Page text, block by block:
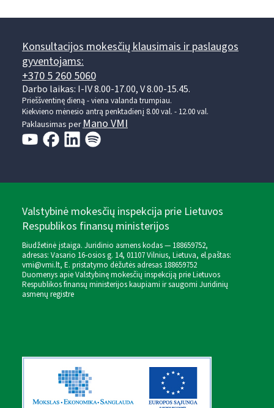
Konsultacijos mokesčių klausimais ir paslaugos
gyventojams:
+370 5 260 5060
Darbo laikas: I-IV 8.00-17.00, V 8.00-15.45.
Prieššventinę dieną - viena valanda trumpiau.
Kiekvieno mėnesio antrą penktadienį 8.00 val. - 12.00 val.
Paklausimas perMano VMI
Valstybinė mokesčių inspekcija prie Lietuvos
Respublikos finansų ministerijos
Biudžetinė įstaiga. Juridinio asmens kodas — 188659752,
adresas: Vasario 16-osios g. 14, 01107 Vilnius, Lietuva, el.paštas:
vmi@vmi.lt, E. pristatymo dėžutės adresas 188659752
Duomenys apie Valstybinę mokesčių inspekciją prie Lietuvos
Respublikos finansų ministerijos kaupiami ir saugomi Juridinių
asmenų registre